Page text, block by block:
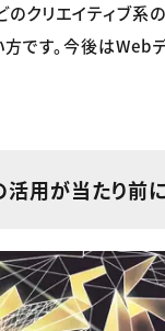
のクリエイティブ
です。今後は
活用が当たり前